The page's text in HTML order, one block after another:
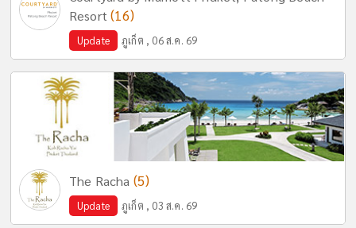
Resort(16)
Update ภูเก็ต , 06 ส.ค. 69
The Racha (5)
Update ภูเก็ต , 03 ส.ค. 69